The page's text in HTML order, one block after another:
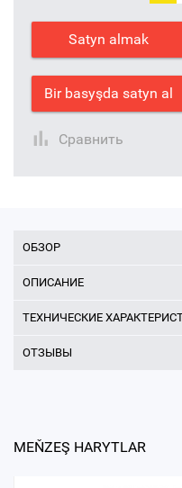
Satyn almak
Bir basyşda satyn al
Сравнить
ОБЗОР
ОПИСАНИЕ
ТЕХНИЧЕСКИЕ
ОТЗЫВЫ
MEŇZEŞ HARYTLAR